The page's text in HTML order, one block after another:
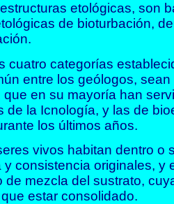
etológicas, son
de bioturbación,
cuatro categorías
entre los geólogos,
que en su mayoría han
de la Icnología, y las de
los últimos años.
vivos habitan dentro o
y consistencia originales, y
de mezcla del sustrato,
estar consolidado.